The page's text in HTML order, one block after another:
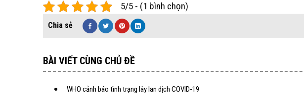
5/5 - (1 bình chọn)
BÀI VIẾT CÙNG CHỦ ĐỀ
WHO cảnh báo tình trạng lây lan dịch COVID-19